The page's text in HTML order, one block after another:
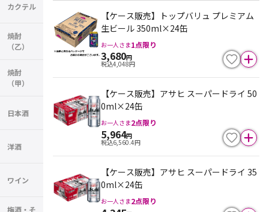
カクテル
焼酎
（乙）
焼酎
（甲）
日本酒
洋酒
ワイン
梅酒・そ
【ケース販売】トップバリュ プレミアム
生ビール 350ml×24缶
お一人さま1点限り
3,680円
税込4,048円
【ケース販売】アサヒ スーパードライ 50
0ml×24缶
お一人さま2点限り
5,964円
税込6,560.4円
【ケース販売】アサヒ スーパードライ 35
0ml×24缶
お一人さま2点限り